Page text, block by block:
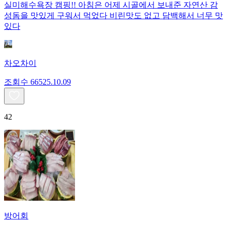
실미해수욕장 캠핑!! 아침은 어제 시골에서 보내준 자연산 감
성돔을 맛있게 구워서 먹었다 비린맛도 없고 담백해서 너무 맛
있다
차오차이
조회수 66525.10.09
42
방어회